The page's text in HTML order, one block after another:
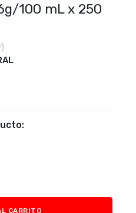
100 mL x 250
CARRITO